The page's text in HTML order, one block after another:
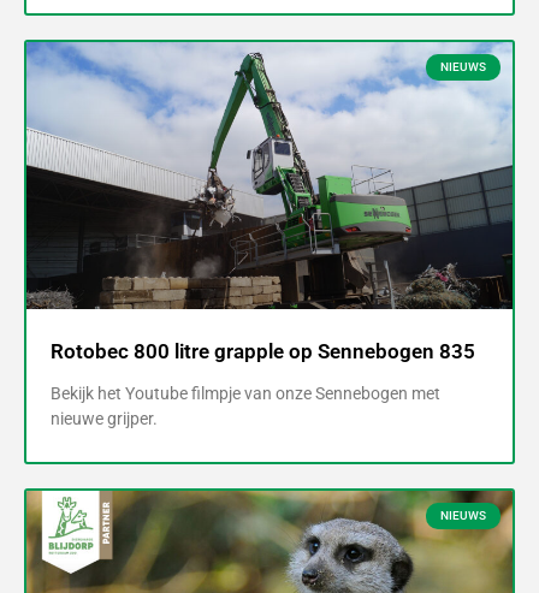
NIEUWS
Rotobec 800 litre grapple op Sennebogen 835
Bekijk het Youtube filmpje van onze Sennebogen met
nieuwe grijper.
NIEUWS